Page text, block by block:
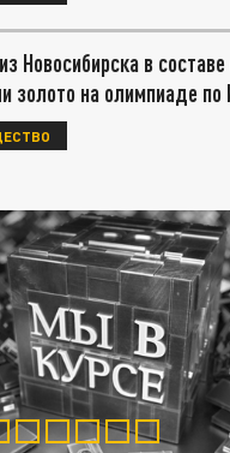
Новосибирска в составе
золото на олимпиаде по